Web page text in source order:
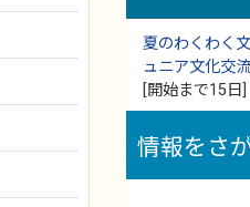
夏のわくわく
ュニア文化交流
[開始まで15日]
情報をさ